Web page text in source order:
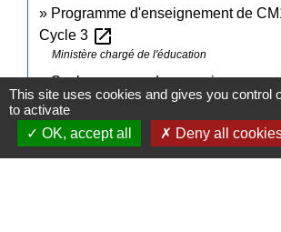
Programme d'enseignement de
Cycle 3 open_in_new
Ministère chargé de l'éducation
Socle commun de connaissances,
compétences et de cultureopen_in_new
Ministère chargé de l'éducation
Le livret scolaire unique du CP à
This site uses cookies and gives you control
to activate
OK, accept all
Deny all